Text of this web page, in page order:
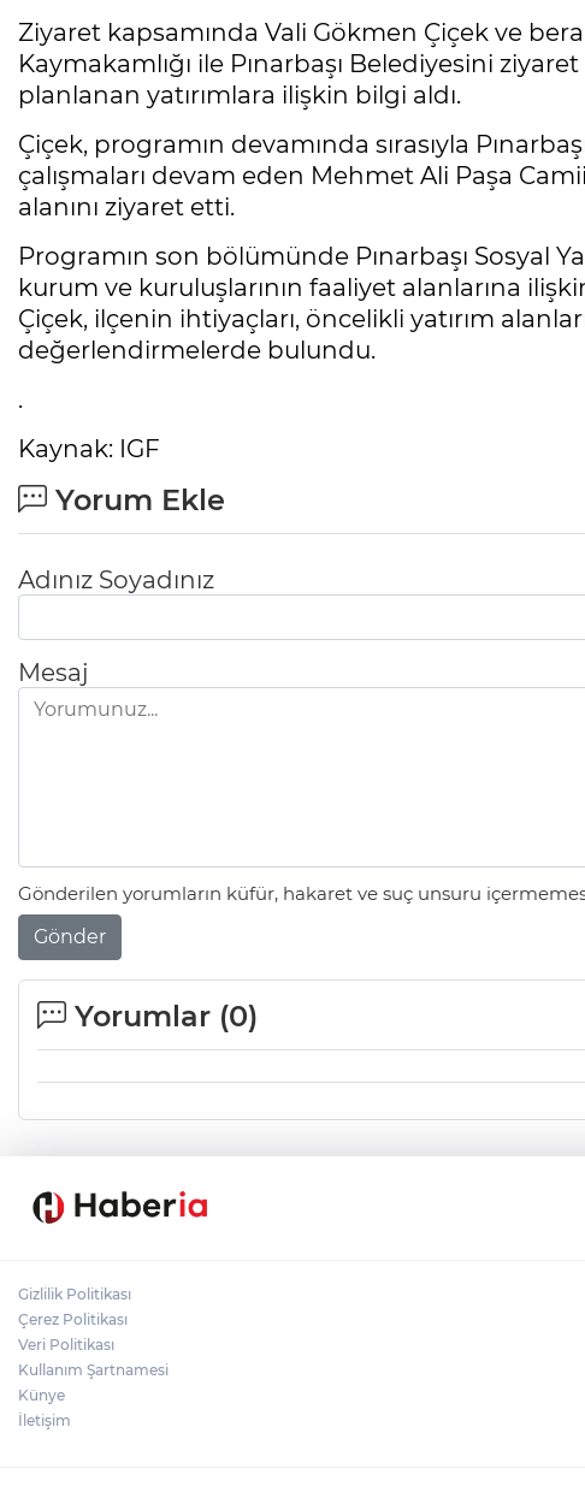
Ziyaret kapsamında Vali Gökmen Çiçek ve
Kaymakamlığı ile Pınarbaşı Belediyesini
planlanan yatırımlara ilişkin bilgi aldı.
Çiçek, programın devamında sırasıyla
çalışmaları devam eden Mehmet Ali Paşa
alanını ziyaret etti.
Programın son bölümünde Pınarbaşı Sosyal
kurum ve kuruluşlarının faaliyet alanlarına
Çiçek, ilçenin ihtiyaçları, öncelikli yatırım
değerlendirmelerde bulundu.
.
Kaynak: IGF
Yorum Ekle
Adınız Soyadınız
Mesaj
Gönderilen yorumların küfür, hakaret ve suç unsuru
Gönder
Yorumlar (0)
Gizlilik Politikası
Çerez Politikası
Veri Politikası
Kullanım Şartnamesi
Künye
İletişim